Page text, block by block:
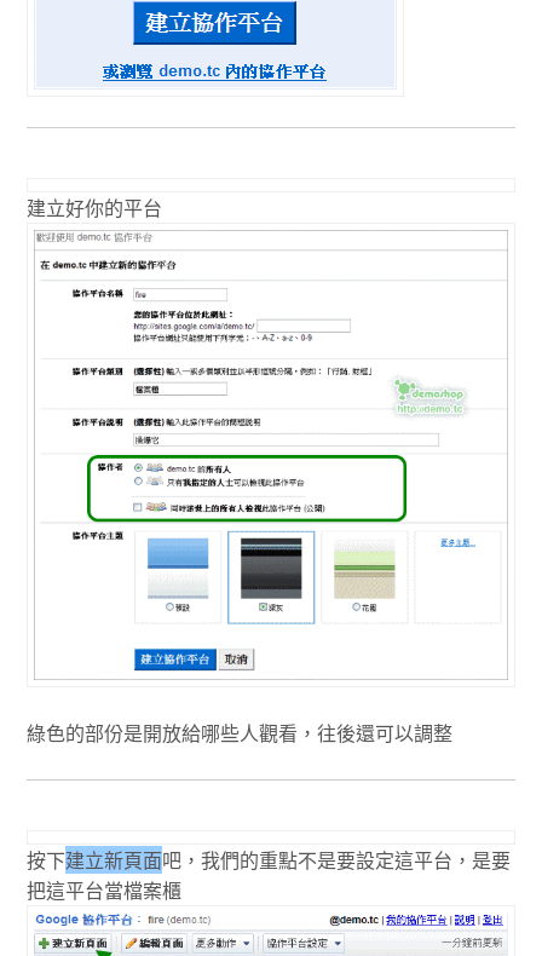
建立好你的平台
綠色的部份是開放給哪些人觀看，往後還可以調整
按下建立新頁面吧，我們的重點不是要設定這平台，是要
把這平台當檔案櫃